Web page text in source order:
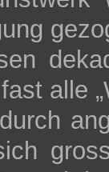
alle